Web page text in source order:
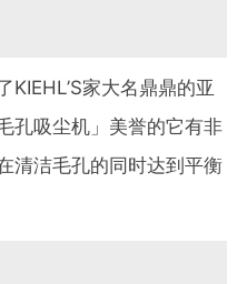
家大名鼎鼎的亚
孔吸尘机」美誉的它有非
清洁毛孔的同时达到平衡